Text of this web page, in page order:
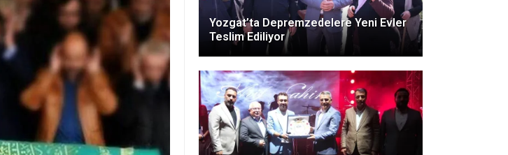
Yozgat’ta Depremzedelere Yeni Evler
Teslim Ediliyor